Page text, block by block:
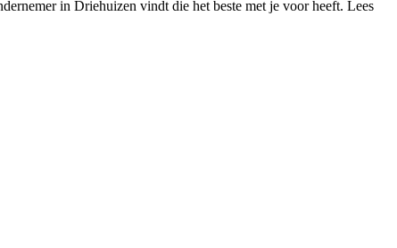
in Driehuizen vindt die het beste met je voor heeft. Lees